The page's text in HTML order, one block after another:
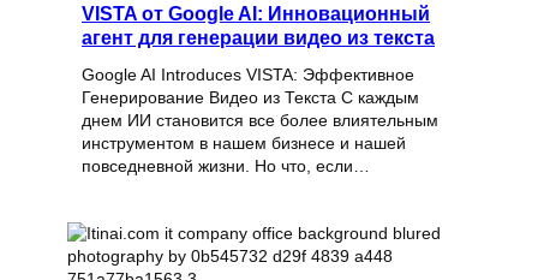
VISTA от Google AI: Инновационный
агент для генерации видео из текста
Google AI Introduces VISTA: Эффективное
Генерирование Видео из Текста С каждым
днем ИИ становится все более влиятельным
инструментом в нашем бизнесе и нашей
повседневной жизни. Но что, если…